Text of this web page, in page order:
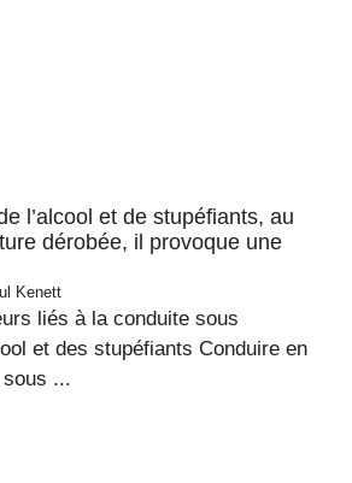
l’alcool et de stupéfiants, au
dérobée, il provoque une
Kenett
liés à la conduite sous
et des stupéfiants Conduire en
sous ...